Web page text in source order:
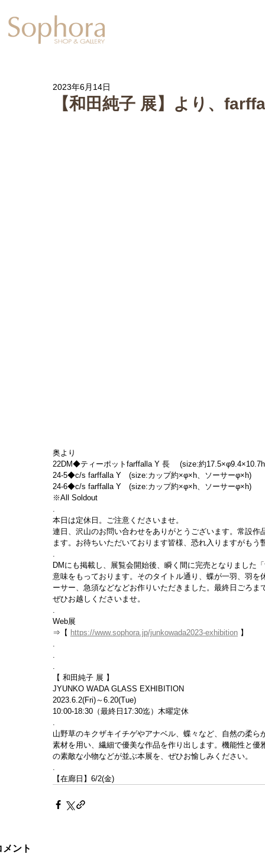
【和田純子 展】より、
2023年6月14日
奥より
22DM◆ティーポットfarffalla Y 長 　(size:約
24-5◆c/s farffalla Y　(size:カップ約×φ×h、ソーサーφ×h)
24-6◆c/s farffalla Y　(size:カップ約×φ×h、ソーサーφ×h)
※All Soldout
.
本日は定休日。ご注意くださいませ。
連日、沢山のお問い合わせをありがとうございます。常設
ます。お待ちいただいております皆様、恐れ入りますがもう
.
DMにも掲載し、展覧会開始後、瞬く間に完売となりました
意味をもっております。そのタイトル通り、蝶が一羽、羽
ーサー、急須などなどお作りいただきました。最終日ごろ
ぜひお越しくださいませ。
.
Web展
⇒【 https://www.sophora.jp/junkowada2023-exhibition 】
.
.
.
【 和田純子 展 】
JYUNKO WADA GLASS EXHIBITION
2023.6.2(Fri)～6.20(Tue)
10:00-18:30（最終日17:30迄）木曜定休
.
山野草のキクザキイチゲやアナベル、蝶々など、自然の柔
素材を用い、繊細で優美な作品を作り出します。機能性と
の素敵な小物などが並ぶ本展を、ぜひお愉しみください。
.
【在廊日】6/2(金)
メント